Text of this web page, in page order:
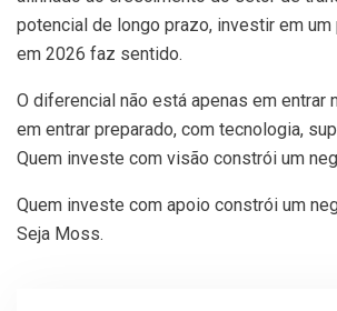
potencial de longo prazo, investir em
em 2026 faz sentido.
O diferencial não está apenas em entrar
em entrar preparado, com tecnologia,
Quem investe com visão constrói um
Quem investe com apoio constrói um
Seja Moss.